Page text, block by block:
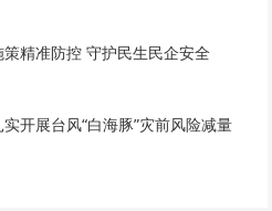
精准防控 守护民生民企安全
开展台风“白海豚”灾前风险减量